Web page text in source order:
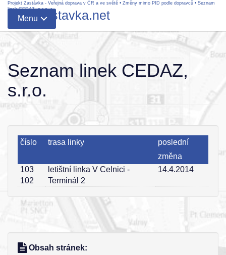
Projekt Zastávka - Veřejná doprava v ČR a ve světě • Změny mimo PID podle dopravců • Seznam
linek CEDAZ, s.r.o.•
Menu
www.zastavka.net
Seznam linek CEDAZ,
s.r.o.
číslo trasa linky
poslední
změna
103
102
letištní linka V Celnici -
Terminál 2
14.4.2014
Obsah stránek: